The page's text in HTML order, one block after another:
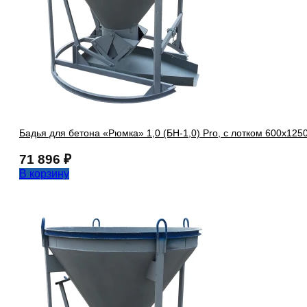
Бадья для бетона «Рюмка» 1,0 (БН-1,0) Pro, с лотком
71 896 ₽
В корзину